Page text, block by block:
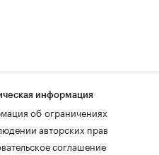
информация
об ограничениях
авторских прав
соглашение